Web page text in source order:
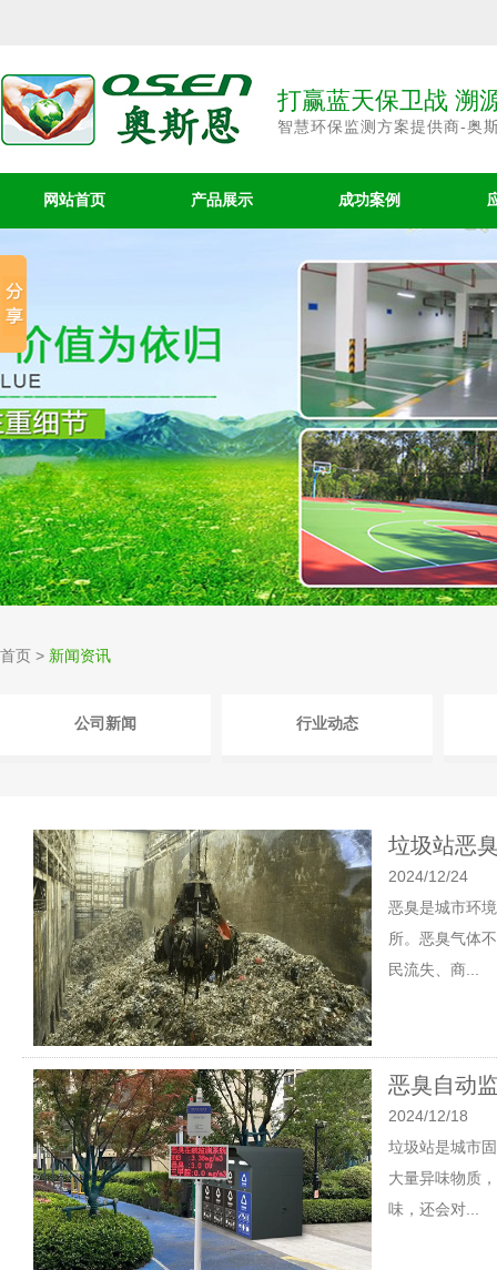
打赢蓝天保卫战 溯
智慧环保监测方案提供商-奥
网站首页 产品展示 成功案例
首页 > 新闻资讯
公司新闻 行业动态
垃圾站恶
2024/12/24
恶臭是城市环
所。恶臭气体
民流失、商...
恶臭自动
2024/12/18
垃圾站是城市
大量异味物质
味，还会对...